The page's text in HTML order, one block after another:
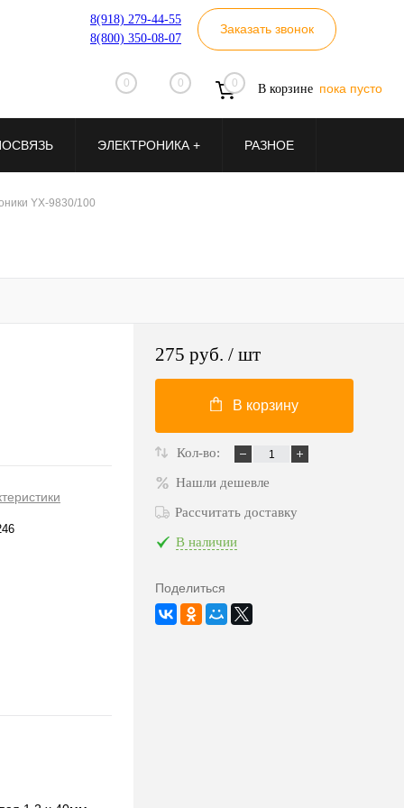
8(918) 279-44-55
8(800) 350-08-07
Заказать звонок
0 0 0 В корзине пока пусто
ЭЛЕКТРОНИКА + РАЗНОЕ
YX-9830/100
275 руб. / шт
В корзину
Кол-во:
Нашли дешевле
Рассчитать доставку
В наличии
Поделиться